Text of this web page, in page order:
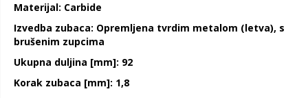
Materijal: Carbide
Izvedba zubaca: Opremljena tvrdim metalom (letva), s
brušenim zupcima
Ukupna duljina [mm]: 92
Korak zubaca [mm]: 1,8